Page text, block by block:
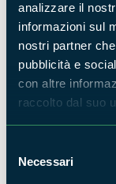
analizzare il
informazioni sul
nostri partner
pubblicità e
con altre
raccolto dal suo
delNecessari
Le uniche aree
le profonde valli
settori più
accompagnato da
Nell'ombra della
bianco, pioppo